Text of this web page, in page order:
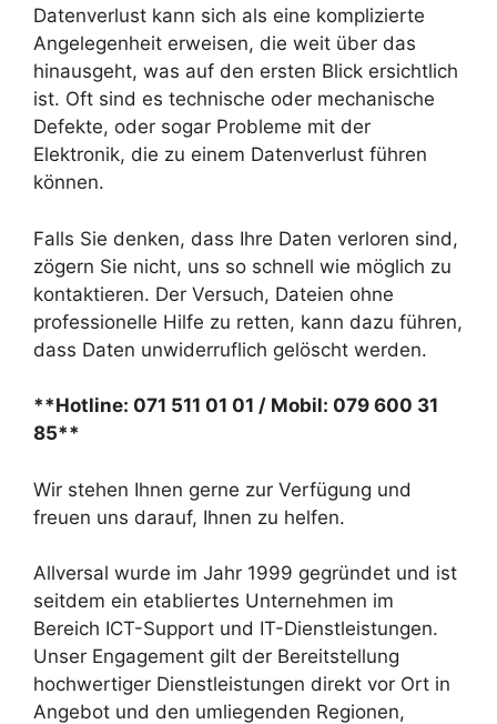
Datenverlust kann sich als eine komplizierte
Angelegenheit erweisen, die weit über das
hinausgeht, was auf den ersten Blick ersichtlich
ist. Oft sind es technische oder mechanische
Defekte, oder sogar Probleme mit der
Elektronik, die zu einem Datenverlust führen
können.
Falls Sie denken, dass Ihre Daten verloren sind,
zögern Sie nicht, uns so schnell wie möglich zu
kontaktieren. Der Versuch, Dateien ohne
professionelle Hilfe zu retten, kann dazu führen,
dass Daten unwiderruflich gelöscht werden.
**Hotline: 071 511 01 01 / Mobil: 079 600 31
85**
Wir stehen Ihnen gerne zur Verfügung und
freuen uns darauf, Ihnen zu helfen.
Allversal wurde im Jahr 1999 gegründet und ist
seitdem ein etabliertes Unternehmen im
Bereich ICT-Support und IT-Dienstleistungen.
Unser Engagement gilt der Bereitstellung
hochwertiger Dienstleistungen direkt vor Ort in
Angebot und den umliegenden Regionen,